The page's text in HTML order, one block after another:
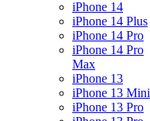
iPhone 14
iPhone 14 Plus
iPhone 14 Pro
iPhone 14 Pro
Max
iPhone 13
iPhone 13 Mini
iPhone 13 Pro